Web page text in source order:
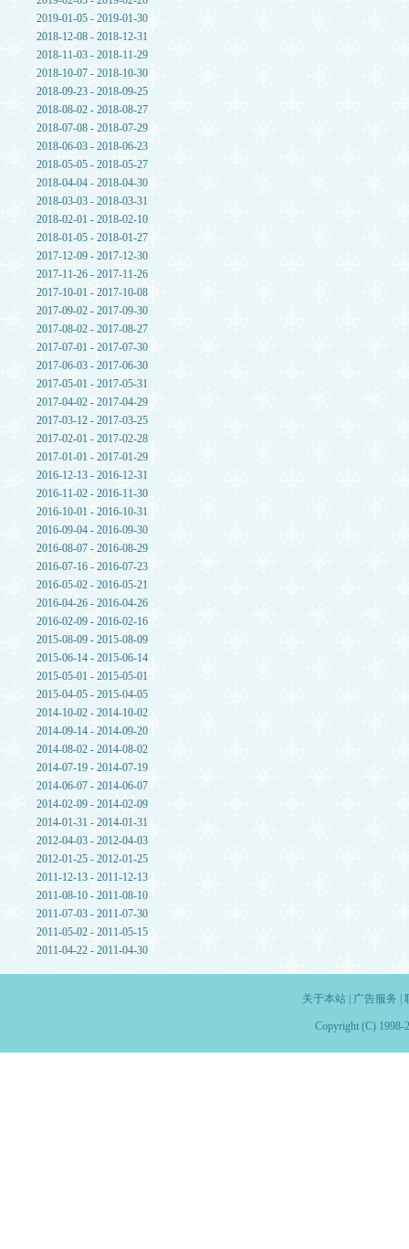
2019-01-05 - 2019-01-30
2018-12-08 - 2018-12-31
2018-11-03 - 2018-11-29
2018-10-07 - 2018-10-30
2018-09-23 - 2018-09-25
2018-08-02 - 2018-08-27
2018-07-08 - 2018-07-29
2018-06-03 - 2018-06-23
2018-05-05 - 2018-05-27
2018-04-04 - 2018-04-30
2018-03-03 - 2018-03-31
2018-02-01 - 2018-02-10
2018-01-05 - 2018-01-27
2017-12-09 - 2017-12-30
2017-11-26 - 2017-11-26
2017-10-01 - 2017-10-08
2017-09-02 - 2017-09-30
2017-08-02 - 2017-08-27
2017-07-01 - 2017-07-30
2017-06-03 - 2017-06-30
2017-05-01 - 2017-05-31
2017-04-02 - 2017-04-29
2017-03-12 - 2017-03-25
2017-02-01 - 2017-02-28
2017-01-01 - 2017-01-29
2016-12-13 - 2016-12-31
2016-11-02 - 2016-11-30
2016-10-01 - 2016-10-31
2016-09-04 - 2016-09-30
2016-08-07 - 2016-08-29
2016-07-16 - 2016-07-23
2016-05-02 - 2016-05-21
2016-04-26 - 2016-04-26
2016-02-09 - 2016-02-16
2015-08-09 - 2015-08-09
2015-06-14 - 2015-06-14
2015-05-01 - 2015-05-01
2015-04-05 - 2015-04-05
2014-10-02 - 2014-10-02
2014-09-14 - 2014-09-20
2014-08-02 - 2014-08-02
2014-07-19 - 2014-07-19
2014-06-07 - 2014-06-07
2014-02-09 - 2014-02-09
2014-01-31 - 2014-01-31
2012-04-03 - 2012-04-03
2012-01-25 - 2012-01-25
2011-12-13 - 2011-12-13
2011-08-10 - 2011-08-10
2011-07-03 - 2011-07-30
2011-05-02 - 2011-05-15
2011-04-22 - 2011-04-30
关于本站| 广告服务
Copyright (C) 1998-